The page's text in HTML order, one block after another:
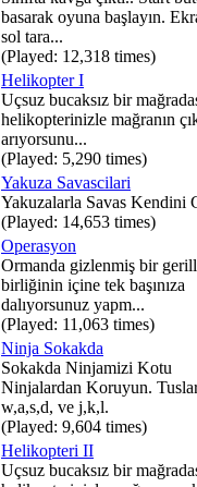
basarak oyuna başlayın.
sol tara...
(Played: 12,318 times)
Helikopter I
Uçsuz bucaksız bir
helikopterinizle mağranın
arıyorsunu...
(Played: 5,290 times)
Yakuza Savascilari
Yakuzalarla Savas Kendini
(Played: 14,653 times)
Operasyon
Ormanda gizlenmiş bir
birliğinin içine tek başınıza
dalıyorsunuz yapm...
(Played: 11,063 times)
Ninja Sokakda
Sokakda Ninjamizi Kotu
Ninjalardan Koruyun.
w,a,s,d, ve j,k,l.
(Played: 9,604 times)
Helikopteri II
Uçsuz bucaksız bir